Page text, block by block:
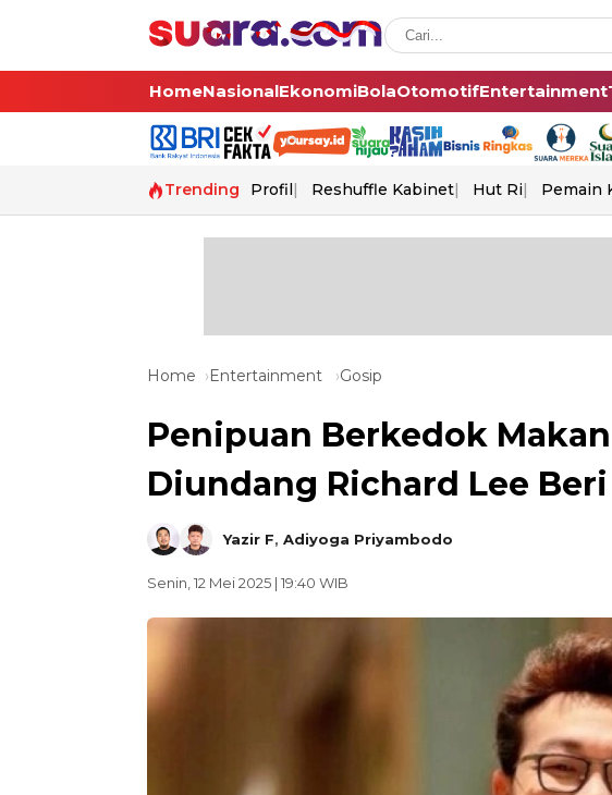
HomeNasionalEkonomiBolaOtomotifEntertainment
Trending Profil Reshuffle Kabinet Hut Ri Pemain
Home Entertainment Gosip
Penipuan Berkedok
Diundang Richard Lee
Yazir F, Adiyoga Priyambodo
Senin, 12 Mei 2025 | 19:40 WIB